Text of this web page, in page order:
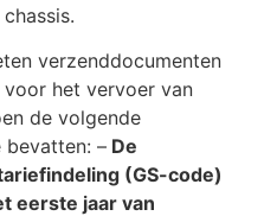
verzenddocumenten
het vervoer van
de volgende
bevatten: – De
(GS-code)
eerste jaar van